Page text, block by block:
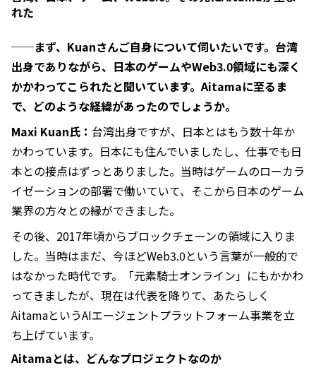
れた
──まず、Kuanさんご自身について伺いたいです。台湾
出身でありながら、日本のゲームやWeb3.0領域にも深く
かかわってこられたと聞いています。Aitamaに至るま
で、どのような経緯があったのでしょうか。
Maxi Kuan氏： 台湾出身ですが、日本とはもう数十年か
かわっています。日本にも住んでいましたし、仕事でも日
本との接点はずっとありました。当時はゲームのローカラ
イゼーションの部署で働いていて、そこから日本のゲーム
業界の方々との縁ができました。
その後、2017年頃からブロックチェーンの領域に入りま
した。当時はまだ、今ほどWeb3.0という言葉が一般的で
はなかった時代です。「元素騎士オンライン」にもかかわ
ってきましたが、現在は代表を降りて、あたらしく
AitamaというAIエージェントプラットフォーム事業を立
ち上げています。
Aitamaとは、どんなプロジェクトなのか